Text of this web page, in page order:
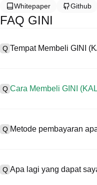
Whitepaper
Github
FAQ GINI
Q Tempat Membeli GINI
antarmuka yang ramah
mendukung trading
1. Buat akun dan
2. Danai akun Anda
Q Cara Membeli GINI
Network) dan beragam
Q Metode pembayaran
1) Kartu Kredit/Debit
2) P2P trading untuk
Q Apa lagi yang dapat